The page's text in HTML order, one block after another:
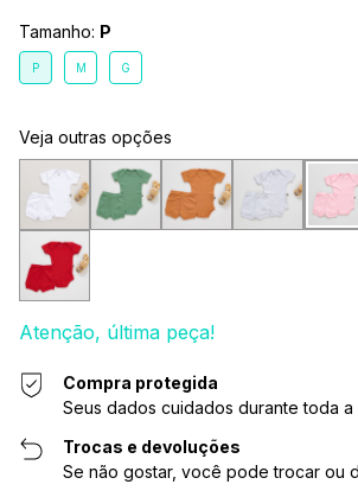
Tamanho: P
P M G
Veja outras opções
Atenção, última peça!
Compra protegida
Seus dados cuidados durante toda a
Trocas e devoluções
Se não gostar, você pode trocar ou